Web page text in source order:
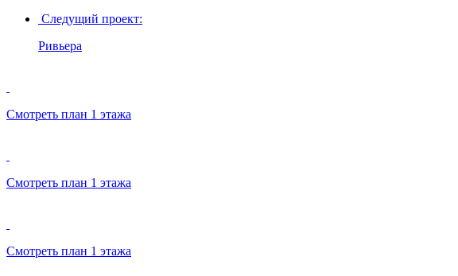
Следущий проект:
Ривьера
Смотреть план 1 этажа
Смотреть план 1 этажа
Смотреть план 1 этажа